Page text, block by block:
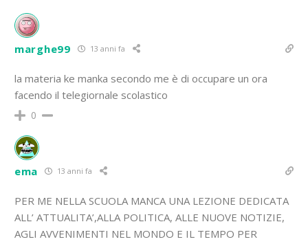
marghe99 13 anni fa
la materia ke manka secondo me è di occupare un ora
facendo il telegiornale scolastico
0
ema 13 anni fa
PER ME NELLA SCUOLA MANCA UNA LEZIONE DEDICATA
ALL’ ATTUALITA’,ALLA POLITICA, ALLE NUOVE NOTIZIE,
AGLI AVVENIMENTI NEL MONDO E IL TEMPO PER